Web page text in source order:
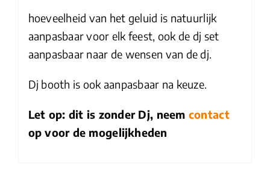
hoeveelheid van het geluid is natuurlijk
aanpasbaar voor elk feest, ook de dj set
aanpasbaar naar de wensen van de dj.
Dj booth is ook aanpasbaar na keuze.
Let op: dit is zonder Dj, neem contact
op voor de mogelijkheden